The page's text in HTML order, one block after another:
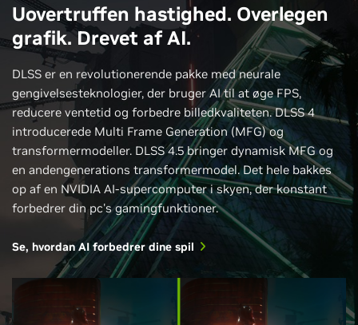
Uovertruffen hastighed. Overlegen
grafik. Drevet af AI.
DLSS er en revolutionerende pakke med neurale
gengivelsesteknologier, der bruger AI til at øge FPS,
reducere ventetid og forbedre billedkvaliteten. DLSS 4
introducerede Multi Frame Generation (MFG) og
transformermodeller. DLSS 4.5 bringer dynamisk MFG og
en andengenerations transformermodel. Det hele bakkes
op af en NVIDIA AI-supercomputer i skyen, der konstant
forbedrer din pc's gamingfunktioner.
Se, hvordan AI forbedrer dine spil